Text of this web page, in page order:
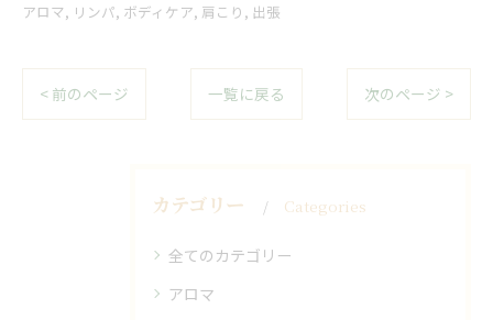
アロマ リンパ ボディケア 肩こり 出張
< 前のページ 一覧に戻る 次のページ >
カテゴリー Categories
全てのカテゴリー
アロマ